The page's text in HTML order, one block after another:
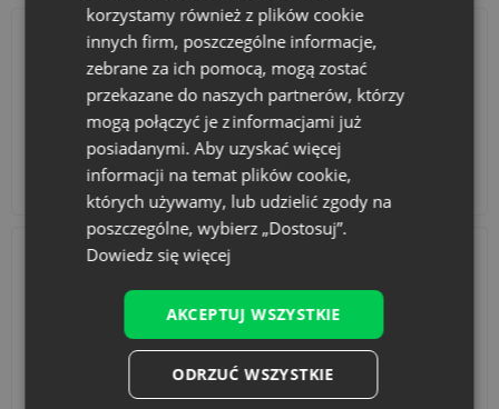
Kalendarze adwentowe Torby bawełniane
korzystamy również z plików cookie
innych firm, poszczególne informacje,
zebrane za ich pomocą, mogą zostać
przekazane do naszych partnerów, którzy
mogą połączyć je z informacjami już
posiadanymi. Aby uzyskać więcej
informacji na temat plików cookie,
których używamy, lub udzielić zgody na
poszczególne, wybierz „Dostosuj”.
Dowiedz się więcej
AKCEPTUJ WSZYSTKIE
ODRZUĆ WSZYSTKIE